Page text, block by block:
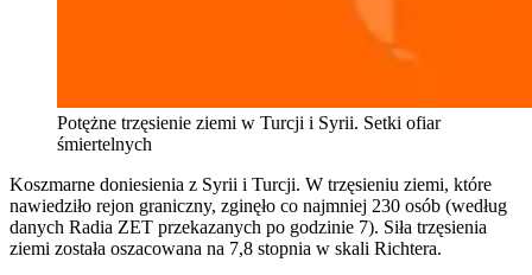
Potężne trzęsienie ziemi w Turcji i Syrii. Setki ofiar
śmiertelnych
Koszmarne doniesienia z Syrii i Turcji. W trzęsieniu ziemi, które
nawiedziło rejon graniczny, zginęło co najmniej 230 osób (według
danych Radia ZET przekazanych po godzinie 7). Siła trzęsienia
ziemi została oszacowana na 7,8 stopnia w skali Richtera.